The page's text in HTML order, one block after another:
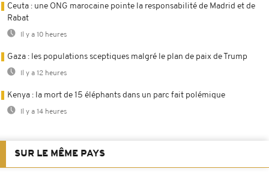
Ceuta : une ONG marocaine pointe la responsabilité de Madrid et de
Rabat
Il y a 10 heures
Gaza : les populations sceptiques malgré le plan de paix de Trump
Il y a 12 heures
Kenya : la mort de 15 éléphants dans un parc fait polémique
Il y a 14 heures
SUR LE MÊME PAYS